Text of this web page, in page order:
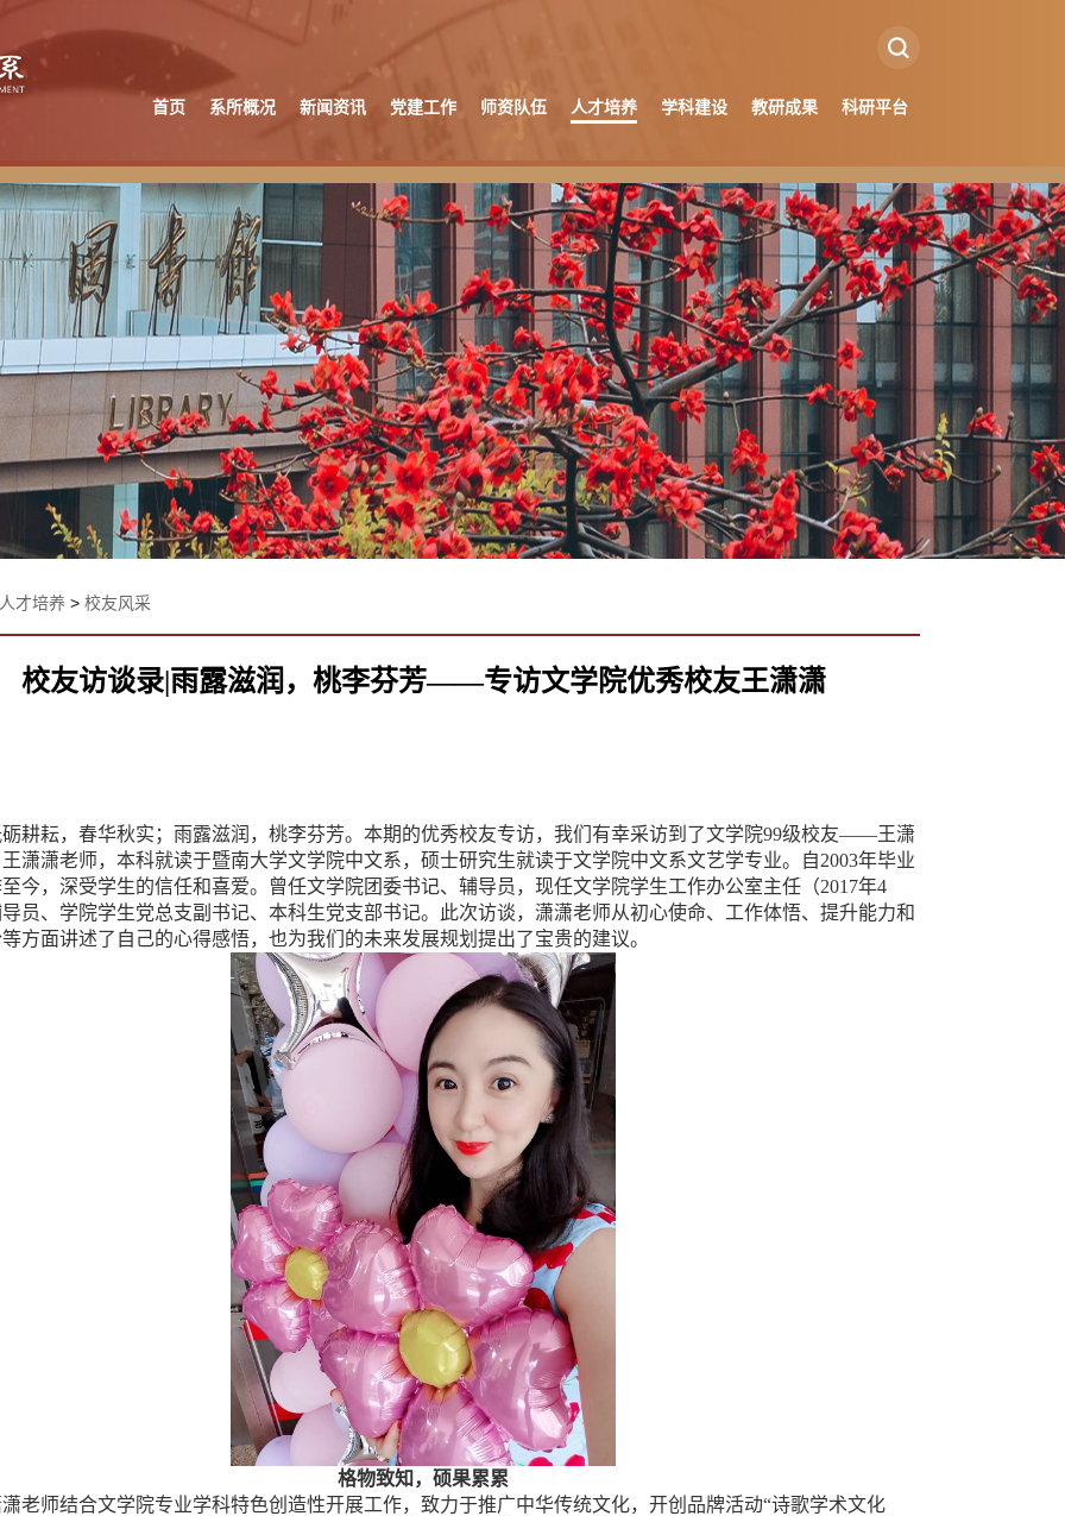
首页 系所概况 新闻资讯 党建工作 师资队伍 人才培养 学科建设 教研成果 科研平台
人才培养 > 校友风采
校友访谈录|雨露滋润，桃李芬芳——专访文学院优秀校友王潇潇
耕耘，春华秋实；雨露滋润，桃李芬芳。本期的优秀校友专访，我们有幸采访到了文学院99级校友——王潇
潇潇老师，本科就读于暨南大学文学院中文系，硕士研究生就读于文学院中文系文艺学专业。自2003年毕业
今，深受学生的信任和喜爱。曾任文学院团委书记、辅导员，现任文学院学生工作办公室主任（2017年4
员、学院学生党总支副书记、本科生党支部书记。此次访谈，潇潇老师从初心使命、工作体悟、提升能力和
方面讲述了自己的心得感悟，也为我们的未来发展规划提出了宝贵的建议。
格物致知，硕果累累
老师结合文学院专业学科特色创造性开展工作，致力于推广中华传统文化，开创品牌活动“诗歌学术文化